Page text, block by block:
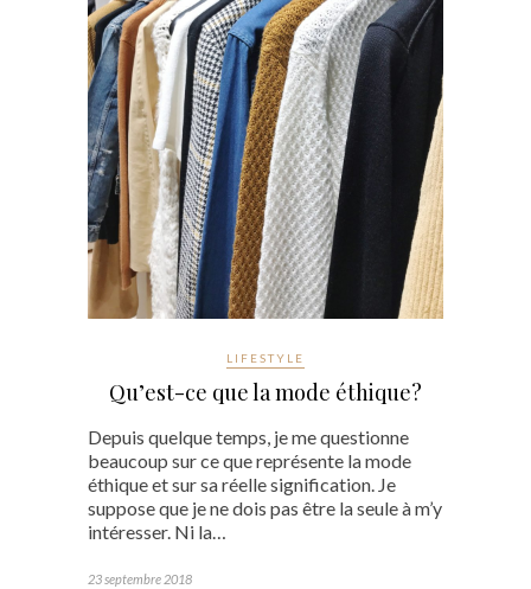
LIFESTYLE
Qu’est-ce que la mode éthique?
Depuis quelque temps, je me questionne
beaucoup sur ce que représente la mode
éthique et sur sa réelle signification. Je
suppose que je ne dois pas être la seule à m’y
intéresser. Ni la…
23 septembre 2018